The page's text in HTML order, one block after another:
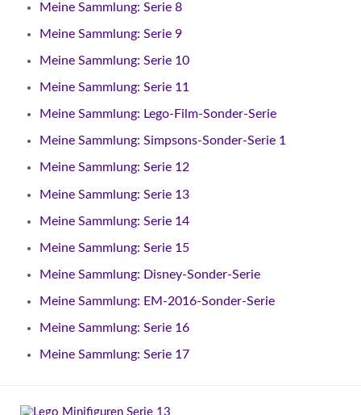
Meine Sammlung: Serie 8
Meine Sammlung: Serie 9
Meine Sammlung: Serie 10
Meine Sammlung: Serie 11
Meine Sammlung: Lego-Film-Sonder-Serie
Meine Sammlung: Simpsons-Sonder-Serie 1
Meine Sammlung: Serie 12
Meine Sammlung: Serie 13
Meine Sammlung: Serie 14
Meine Sammlung: Serie 15
Meine Sammlung: Disney-Sonder-Serie
Meine Sammlung: EM-2016-Sonder-Serie
Meine Sammlung: Serie 16
Meine Sammlung: Serie 17